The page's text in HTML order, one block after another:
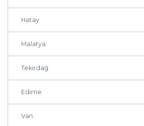
Hatay
Malatya
Tekirdağ
Edirne
Van